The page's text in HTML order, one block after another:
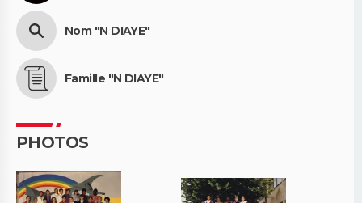
Nom "N DIAYE"
Famille "N DIAYE"
PHOTOS